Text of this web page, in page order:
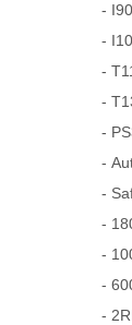
-
-
-
-
-
-
-
-
-
-
-